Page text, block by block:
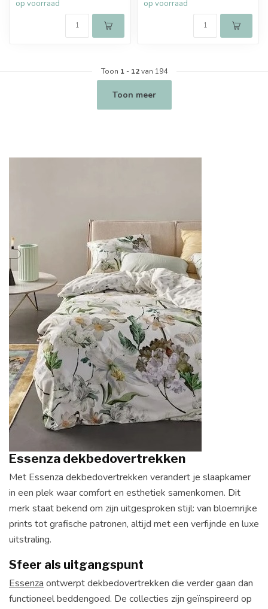
op voorraad op voorraad
Toon 1- 12van 194
Toon meer
Essenza dekbedovertrekken
Met Essenza dekbedovertrekken verandert je slaapkamer
in een plek waar comfort en esthetiek samenkomen. Dit
merk staat bekend om zijn uitgesproken stijl: van bloemrijke
prints tot grafische patronen, altijd met een verfijnde en luxe
uitstraling.
Sfeer als uitgangspunt
Essenza ontwerpt dekbedovertrekken die verder gaan dan
functioneel beddengoed. De collecties zijn geïnspireerd op